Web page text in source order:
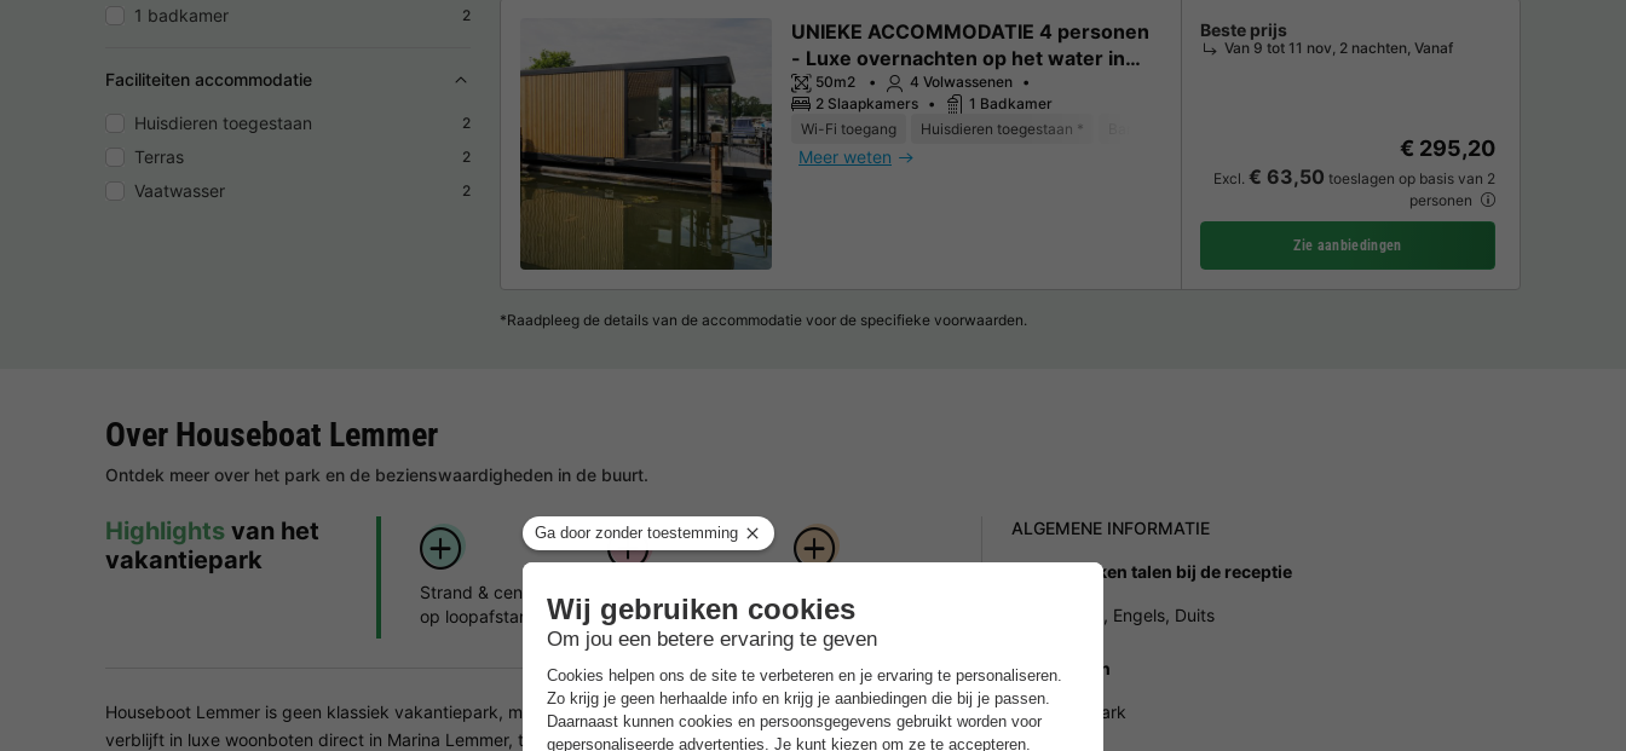
1 badkamer 2
Faciliteiten accommodatie
Huisdieren toegestaan 2
Terras 2
Vaatwasser 2
UNIEKE ACCOMMODATIE 4 personen
- Luxe overnachten op het water in
Friesland (41)
50m2
4 Volwassenen
2 Slaapkamers
1 Badkamer
Wi-Fi toegang
Huisdieren toegestaan *
Meer weten
Beste prijs
Van 9 tot 11 nov, 2 nachten, Vanaf
€ 295,20
Excl. € 63,50 toeslagen op basis van 2
personen
Zie aanbiedingen
*Raadpleeg de details van de accommodatie voor de specifieke voorwaarden.
Over Houseboat Lemmer
Ontdek meer over het park en de bezienswaardigheden in de buurt.
Highlights van het
vakantiepark
Strand & centrum
op loopafstand
de jachthaven
watersportfans
Houseboot Lemmer is geen klassiek vakantiepark, maar een bijzondere vakantiebeleving op het water. Je
verblijft in luxe woonboten direct in Marina Lemmer, tussen het IJsselmeer en de Friese meren. De locatie is
ALGEMENE INFORMATIE
Gesproken talen bij de receptie
Nederlands, Engels, Duits
Parkeren
Op het park